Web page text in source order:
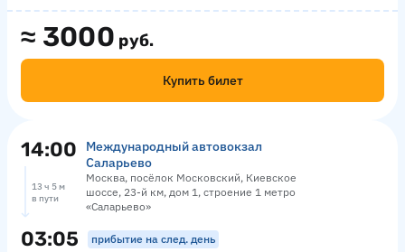
≈ 3000 руб.
Купить билет
14:00
Международный автовокзал
Саларьево
Москва, посёлок Московский, Киевское
шоссе, 23-й км, дом 1, строение 1 метро
«Саларьево»
13 ч 5 м
в пути
03:05 прибытие на след. день